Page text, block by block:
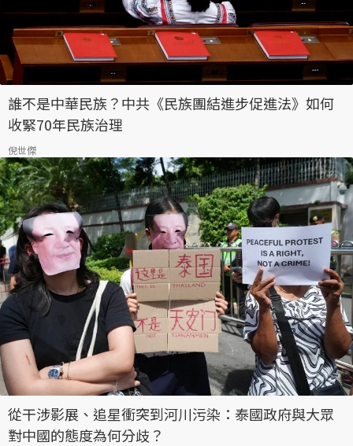
誰不是中華民族？中共《民族團結進步促進法》如何
收緊70年民族治理
倪世傑
從干涉影展、追星衝突到河川污染：泰國政府與大眾
對中國的態度為何分歧？